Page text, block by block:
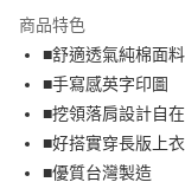
流程，驗證手機門號後
成交易。
3.實際核准額度、可分
4.訂單成立30分鐘內，
法說明評估內容。
【繳款方式說明】
1.分期款項不併入電信
醒簡訊。
【關於「AFTEE先享後付
AFTEE先享後付是「在
便利好安心！
１．簡單：不需註冊會
２．便利：只要手機號
３．安心：先確認商品
【「AFTEE先享後付」結
ATM付款
全家取貨付款
每筆NT$70，滿
商品特色
■舒適透氣純棉面料
■手寫感英字印圖
■挖領落肩設計自
■好搭實穿長版上衣
■優質台灣製造